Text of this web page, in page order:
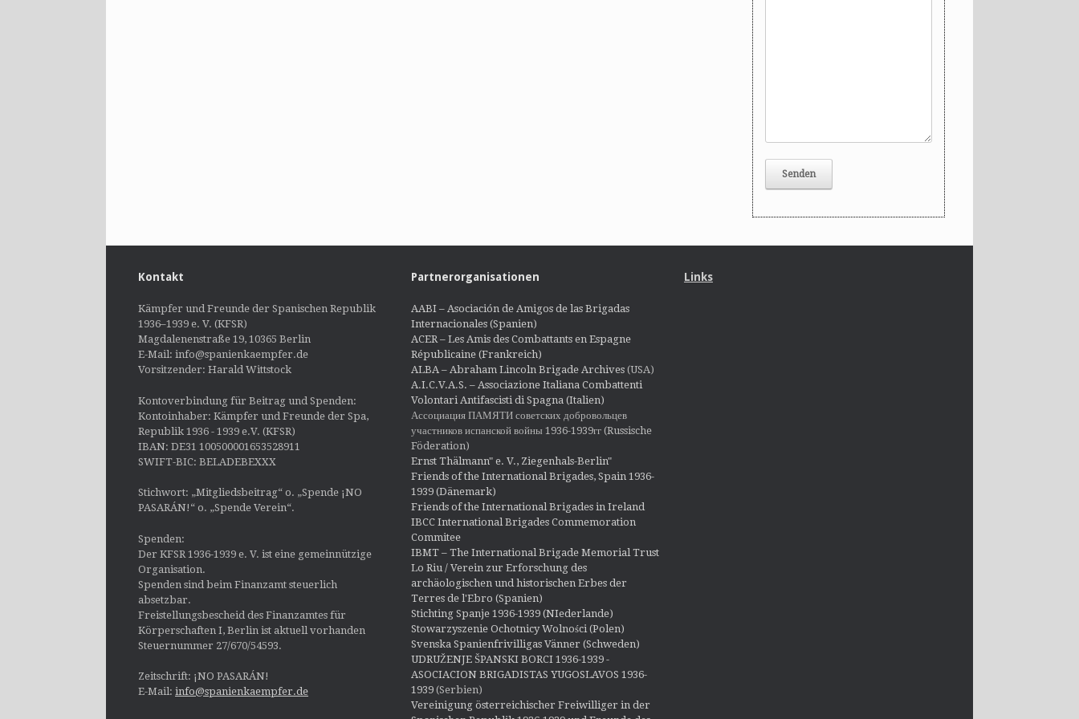
Kontakt
Kämpfer und Freunde der Spanischen Republik
1936–1939 e. V. (KFSR)
Magdalenenstraße 19, 10365 Berlin
E-Mail: info@spanienkaempfer.de
Vorsitzender: Harald Wittstock
Kontoverbindung für Beitrag und Spenden:
Kontoinhaber: Kämpfer und Freunde der Spa,
Republik 1936 - 1939 e.V. (KFSR)
IBAN: DE31 100500001653528911
SWIFT-BIC: BELADEBEXXX
Stichwort: „Mitgliedsbeitrag“ o. „Spende ¡NO
PASARÁN!“ o. „Spende Verein“.
Spenden:
Der KFSR 1936-1939 e. V. ist eine gemeinnützige
Organisation.
Spenden sind beim Finanzamt steuerlich
absetzbar.
Freistellungsbescheid des Finanzamtes für
Körperschaften I, Berlin ist aktuell vorhanden
Steuernummer 27/670/54593.
Zeitschrift: ¡NO PASARÁN!
E-Mail: info@spanienkaempfer.de
Partnerorganisationen
AABI – Asociación de Amigos de las Brigadas
Internacionales (Spanien)
ACER – Les Amis des Combattants en Espagne
Républicaine (Frankreich)
ALBA – Abraham Lincoln Brigade Archives(USA)
A.I.C.V.A.S. – Associazione Italiana Combattenti
Volontari Antifascisti di Spagna (Italien)
Ассоциация ПАМЯТИ советских добровольцев
участников испанской войны 1936-1939гг (Russische
Föderation)
Ernst Thälmann" e. V., Ziegenhals-Berlin"
Friends of the International Brigades, Spain 1936-
1939 (Dänemark)
Friends of the International Brigades in Ireland
IBCC International Brigades Commemoration
Commitee
IBMT – The International Brigade Memorial Trust
Lo Riu / Verein zur Erforschung des
archäologischen und historischen Erbes der
Terres de l'Ebro (Spanien)
Stichting Spanje 1936-1939 (NIederlande)
Stowarzyszenie Ochotnicy Wolności (Polen)
Svenska Spanienfrivilligas Vänner (Schweden)
UDRUŽENJE ŠPANSKI BORCI 1936-1939 -
ASOCIACION BRIGADISTAS YUGOSLAVOS 1936-
1939(Serbien)
Vereinigung österreichischer Freiwilliger in der
Links